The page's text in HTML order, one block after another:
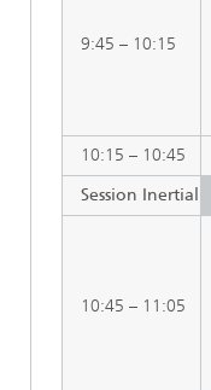
9:45 – 10:15
10:15 – 10:45
Session Inertial
10:45 – 11:05